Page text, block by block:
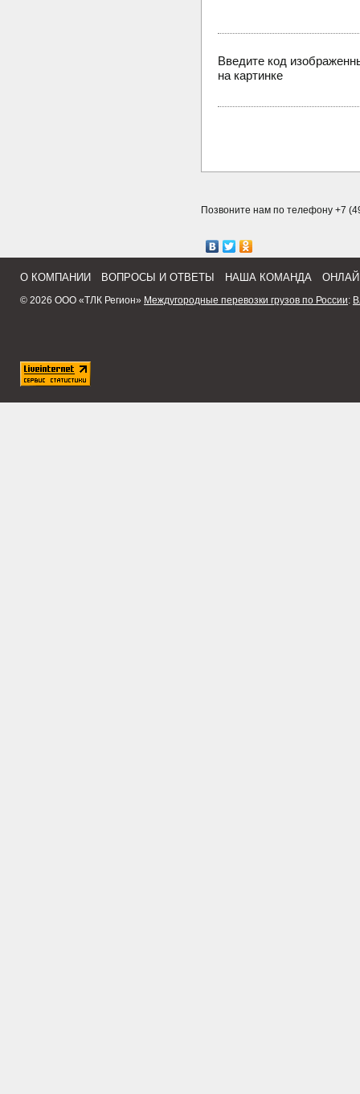
Введите код
на картинке
Позвоните нам по телефону +7
О КОМПАНИИ ВОПРОСЫ И ОТВЕТЫ НАША КОМАНДА
© 2026 ООО «ТЛК Регион» Междугородные перевозки грузов по России: